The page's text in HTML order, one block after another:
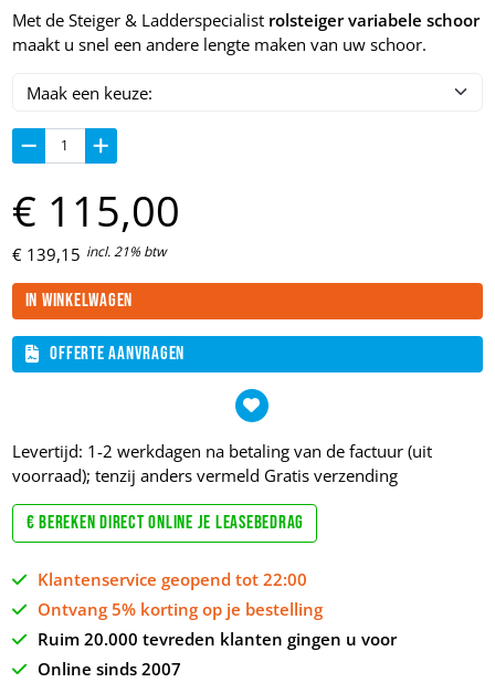
Met de Steiger & Ladderspecialist rolsteiger variabele schoor
maakt u snel een andere lengte maken van uw schoor.
€ 139,15 incl. 21% btw
€ 115,00
In winkelwagen
Offerte aanvragen
Levertijd: 1-2 werkdagen na betaling van de factuur (uit
voorraad); tenzij anders vermeld Gratis verzending
€ Bereken direct online je leasebedrag
Klantenservice geopend tot 22:00
Ontvang 5% korting op je bestelling
Ruim 20.000 tevreden klanten gingen u voor
Online sinds 2007